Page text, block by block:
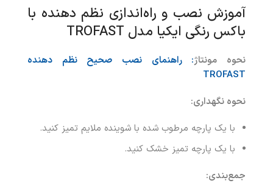
آموزش نصب و راه‌اندازی نظم دهنده با
باکس رنگی ایکیا مدل TROFAST
نحوه مونتاژ: راهنمای نصب صحیح نظم دهنده
TROFAST
نحوه نگهداری:
با یک پارچه مرطوب شده با شوینده ملایم تمیز کنید.
با یک پارچه تمیز خشک کنید.
جمع‌بندی: